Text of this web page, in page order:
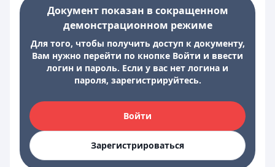
Документ показан в сокращенном
демонстрационном режиме
Для того, чтобы получить доступ к документу,
Вам нужно перейти по кнопке Войти и ввести
логин и пароль. Если у вас нет логина и
пароля, зарегистрируйтесь.
Войти
Зарегистрироваться